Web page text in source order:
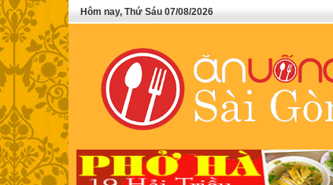
Hôm nay, Thứ Sáu 07/08/2026